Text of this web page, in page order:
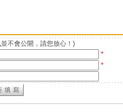
不會公開，請您放心！)
*
*